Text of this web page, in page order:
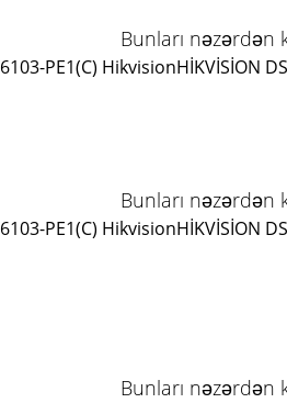
Bunları nəzərdən
PE1(C) HikvisionHİKVİSİON
Bunları nəzərdən
PE1(C) HikvisionHİKVİSİON
Bunları nəzərdən